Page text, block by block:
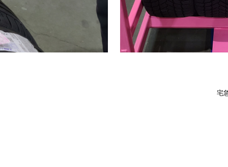
宅